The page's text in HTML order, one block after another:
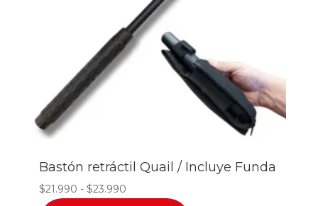
Bastón retráctil Quail / Incluye Funda
$21.990 - $23.990Rango